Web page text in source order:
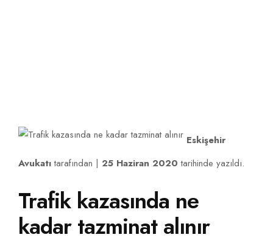
Eskişehir
Avukatıtarafından | 25 Haziran 2020 tarihinde yazıldı.
Trafik kazasında ne
kadar tazminat alınır